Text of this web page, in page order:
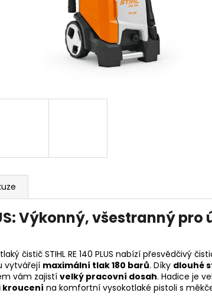
Výkonný, všestranný
čistič STIHL RE 140 PLUS nabízí přesvědčivý
vytvářejí maximální tlak 180 barů. Díky dlouhé
vám zajistí velký pracovní dosah. Hadice je
kroucení na komfortní vysokotlaké pistoli s